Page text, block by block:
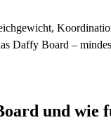
Daffy Board –
und wie